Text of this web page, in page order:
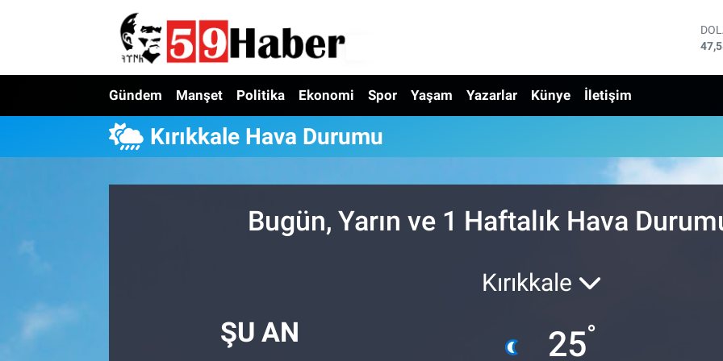
Gündem Manşet Politika Ekonomi Spor Yaşam Yazarlar Künye İletişim
Kırıkkale Hava Durumu
Bugün, Yarın ve 1 Haftalık Hava
ŞU AN
Kırıkkale
25°